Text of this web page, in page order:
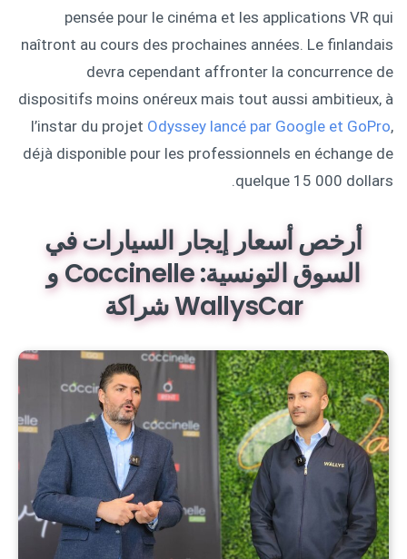
pensée pour le cinéma et les applications VR qui
naîtront au cours des prochaines années. Le finlandais
devra cependant affronter la concurrence de
dispositifs moins onéreux mais tout aussi ambitieux, à
l’instar du projet Odyssey lancé par Google et GoPro,
déjà disponible pour les professionnels en échange de
quelque 15 000 dollars.
أرخص أسعار إيجار السيارات في
السوق التونسية: Coccinelle و
WallysCar شراكة